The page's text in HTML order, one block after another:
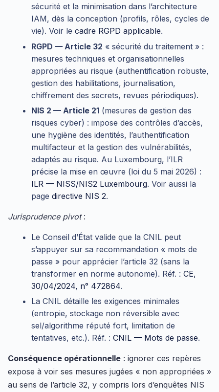
sécurité et la minimisation dans l’architecture
IAM, dès la conception (profils, rôles, cycles de
vie). Voir le cadre RGPD applicable.
RGPD — Article 32 « sécurité du traitement » :
mesures techniques et organisationnelles
appropriées au risque (authentification robuste,
gestion des habilitations, journalisation,
chiffrement des secrets, revues périodiques).
NIS 2 — Article 21 (mesures de gestion des
risques cyber) : impose des contrôles d’accès,
une hygiène des identités, l’authentification
multifacteur et la gestion des vulnérabilités,
adaptés au risque. Au Luxembourg, l’ILR
précise la mise en œuvre (loi du 5 mai 2026) :
ILR — NISS/NIS2 Luxembourg. Voir aussi la
page directive NIS 2.
Jurisprudence pivot:
Le Conseil d’État valide que la CNIL peut
s’appuyer sur sa recommandation « mots de
passe » pour apprécier l’article 32 (sans la
transformer en norme autonome). Réf. : CE,
30/04/2024, n° 472864.
La CNIL détaille les exigences minimales
(entropie, stockage non réversible avec
sel/algorithme réputé fort, limitation de
tentatives, etc.). Réf. : CNIL — Mots de passe.
Conséquence opérationnelle : ignorer ces repères
expose à voir ses mesures jugées « non appropriées »
au sens de l’article 32, y compris lors d’enquêtes NIS